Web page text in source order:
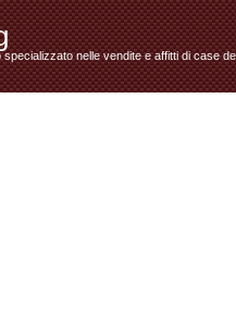
specializzato nelle vendite e affitti di case